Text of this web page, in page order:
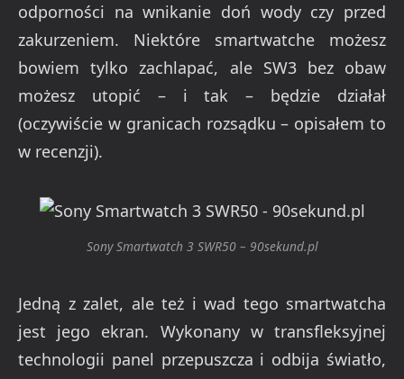
odporności na wnikanie doń wody czy przed
zakurzeniem. Niektóre smartwatche możesz
bowiem tylko zachlapać, ale SW3 bez obaw
możesz utopić – i tak – będzie działał
(oczywiście w granicach rozsądku – opisałem to
w recenzji).
Sony Smartwatch 3 SWR50 – 90sekund.pl
Jedną z zalet, ale też i wad tego smartwatcha
jest jego ekran. Wykonany w transfleksyjnej
technologii panel przepuszcza i odbija światło,